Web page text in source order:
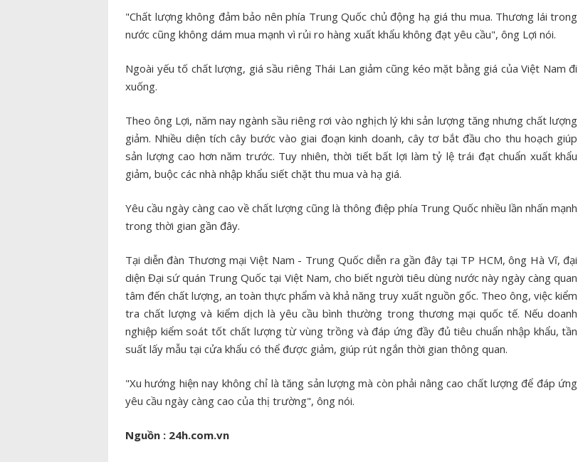
"Chất lượng không đảm bảo nên phía Trung Quốc chủ động hạ giá thu mua. Thương lái trong
nước cũng không dám mua mạnh vì rủi ro hàng xuất khẩu không đạt yêu cầu", ông Lợi nói.
Ngoài yếu tố chất lượng, giá sầu riêng Thái Lan giảm cũng kéo mặt bằng giá của Việt Nam đi
xuống.
Theo ông Lợi, năm nay ngành sầu riêng rơi vào nghịch lý khi sản lượng tăng nhưng chất lượng
giảm. Nhiều diện tích cây bước vào giai đoạn kinh doanh, cây tơ bắt đầu cho thu hoạch giúp
sản lượng cao hơn năm trước. Tuy nhiên, thời tiết bất lợi làm tỷ lệ trái đạt chuẩn xuất khẩu
giảm, buộc các nhà nhập khẩu siết chặt thu mua và hạ giá.
Yêu cầu ngày càng cao về chất lượng cũng là thông điệp phía Trung Quốc nhiều lần nhấn mạnh
trong thời gian gần đây.
Tại diễn đàn Thương mại Việt Nam - Trung Quốc diễn ra gần đây tại TP HCM, ông Hà Vĩ, đại
diện Đại sứ quán Trung Quốc tại Việt Nam, cho biết người tiêu dùng nước này ngày càng quan
tâm đến chất lượng, an toàn thực phẩm và khả năng truy xuất nguồn gốc. Theo ông, việc kiểm
tra chất lượng và kiểm dịch là yêu cầu bình thường trong thương mại quốc tế. Nếu doanh
nghiệp kiểm soát tốt chất lượng từ vùng trồng và đáp ứng đầy đủ tiêu chuẩn nhập khẩu, tần
suất lấy mẫu tại cửa khẩu có thể được giảm, giúp rút ngắn thời gian thông quan.
"Xu hướng hiện nay không chỉ là tăng sản lượng mà còn phải nâng cao chất lượng để đáp ứng
yêu cầu ngày càng cao của thị trường", ông nói.
Nguồn : 24h.com.vn